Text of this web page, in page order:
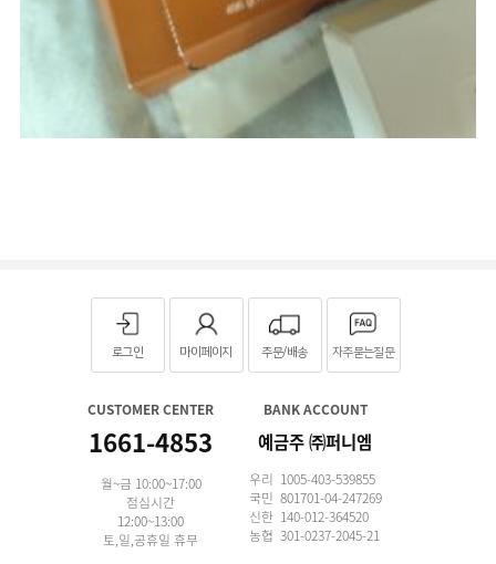
로그인 마이페이지 주문/배송 자주묻는질문
CUSTOMER CENTER
1661-4853
월~금 10:00~17:00
점심시간
12:00~13:00
토,일,공휴일 휴무
BANK ACCOUNT
예금주 ㈜퍼니엠
우리 1005-403-539855
국민 801701-04-247269
신한 140-012-364520
농협 301-0237-2045-21